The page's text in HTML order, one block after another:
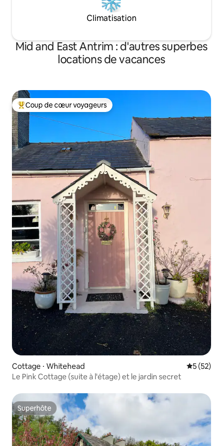
Climatisation
Mid and East Antrim : d'autres superbes
locations de vacances
Coups de cœur voyageurs les plus appréciés
Coup de cœur voyageurs
Cottage ⋅ Whitehead
5 (52)
Le Pink Cottage (suite à l'étage) et le jardin secret
Superhôte
Superhôte